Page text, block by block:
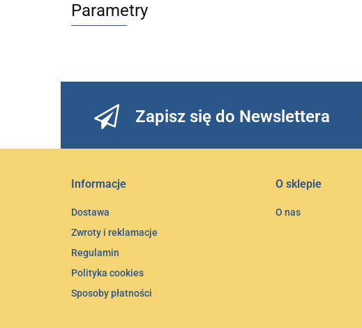
Parametry
Zapisz się do Newslettera
Informacje
Dostawa
Zwroty i reklamacje
Regulamin
Polityka cookies
Sposoby płatności
O sklepie
O nas